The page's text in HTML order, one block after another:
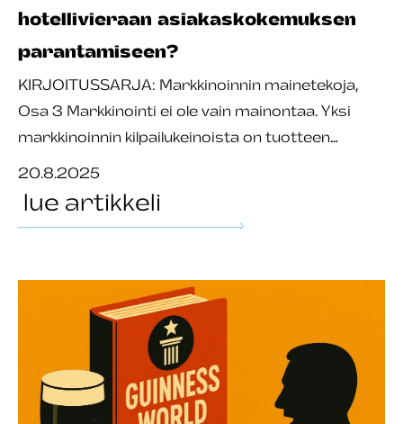
hotellivieraan asiakaskokemuksen
parantamiseen?
KIRJOITUSSARJA: Markkinoinnin mainetekoja,
Osa 3 Markkinointi ei ole vain mainontaa. Yksi
markkinoinnin kilpailukeinoista on tuotteen…
20.8.2025
lue artikkeli